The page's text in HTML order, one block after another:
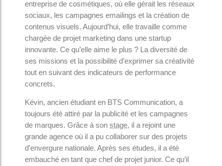
entreprise de cosmétiques, où elle gérait les réseaux
sociaux, les campagnes emailings et la création de
contenus visuels. Aujourd’hui, elle travaille comme
chargée de projet marketing dans une startup
innovante. Ce qu’elle aime le plus ? La diversité de
ses missions et la possibilité d’exprimer sa créativité
tout en suivant des indicateurs de performance
concrets.
Kévin, ancien étudiant en BTS Communication, a
toujours été attiré par la publicité et les campagnes
de marques. Grâce à son stage, il a rejoint une
grande agence où il a pu collaborer sur des projets
d’envergure nationale. Après ses études, il a été
embauché en tant que chef de projet junior. Ce qu’il